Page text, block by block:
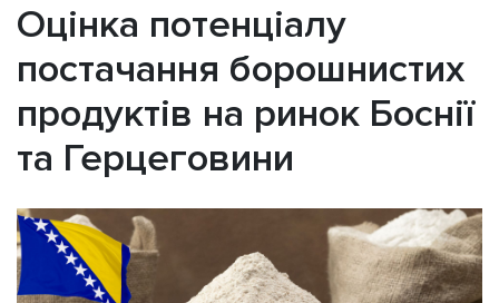
Оцінка потенціалу
постачання борошнистих
продуктів на ринок Боснії
та Герцеговини